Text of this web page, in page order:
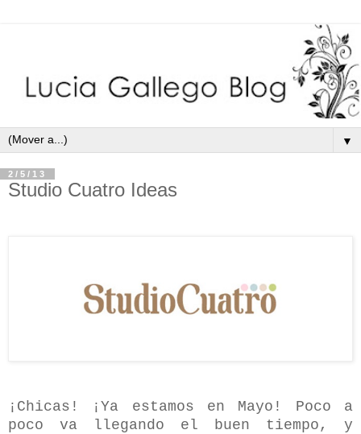
▼
2/5/13
Studio Cuatro Ideas
¡Chicas! ¡Ya estamos en Mayo! Poco a
poco va llegando el buen tiempo, y